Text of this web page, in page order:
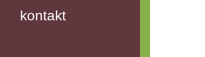
kontakt